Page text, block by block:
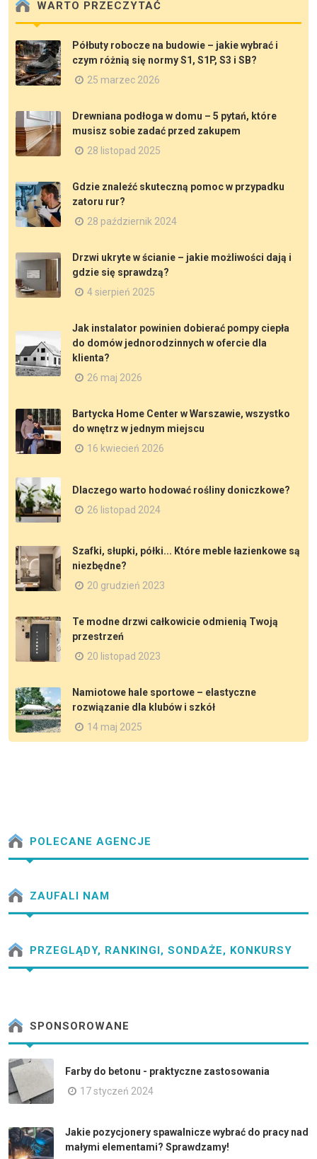
WARTO PRZECZYTAĆ
Półbuty robocze na budowie – jakie wybrać i
czym różnią się normy S1, S1P, S3 i SB?
25 marzec 2026
Drewniana podłoga w domu – 5 pytań, które
musisz sobie zadać przed zakupem
28 listopad 2025
Gdzie znaleźć skuteczną pomoc w przypadku
zatoru rur?
28 październik 2024
Drzwi ukryte w ścianie – jakie możliwości dają i
gdzie się sprawdzą?
4 sierpień 2025
Jak instalator powinien dobierać pompy ciepła
do domów jednorodzinnych w ofercie dla
klienta?
26 maj 2026
Bartycka Home Center w Warszawie, wszystko
do wnętrz w jednym miejscu
16 kwiecień 2026
Dlaczego warto hodować rośliny doniczkowe?
26 listopad 2024
Szafki, słupki, półki... Które meble łazienkowe są
niezbędne?
20 grudzień 2023
Te modne drzwi całkowicie odmienią Twoją
przestrzeń
20 listopad 2023
Namiotowe hale sportowe – elastyczne
rozwiązanie dla klubów i szkół
14 maj 2025
POLECANE AGENCJE
ZAUFALI NAM
PRZEGLĄDY, RANKINGI, SONDAŻE, KONKURSY
SPONSOROWANE
Farby do betonu - praktyczne zastosowania
17 styczeń 2024
Jakie pozycjonery spawalnicze wybrać do pracy nad
małymi elementami? Sprawdzamy!